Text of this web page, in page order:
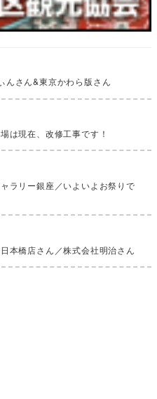
さん&東京かわら版さん
は現在、改修工事です！
リー銀座／いよいよお祭りで
本橋店さん／株式会社明治さん